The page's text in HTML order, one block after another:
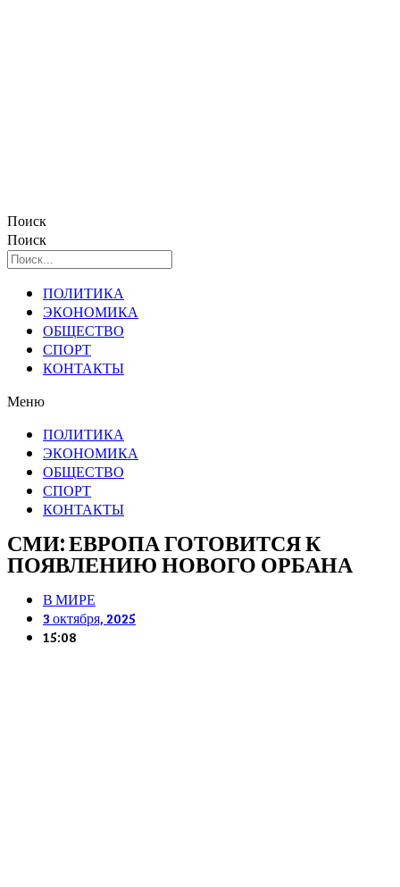
Поиск
Поиск
ПОЛИТИКА
ЭКОНОМИКА
ОБЩЕСТВО
СПОРТ
КОНТАКТЫ
Меню
ПОЛИТИКА
ЭКОНОМИКА
ОБЩЕСТВО
СПОРТ
КОНТАКТЫ
СМИ: ЕВРОПА ГОТОВИТСЯ К
ПОЯВЛЕНИЮ НОВОГО ОРБАНА
В МИРЕ
3 октября, 2025
15:08